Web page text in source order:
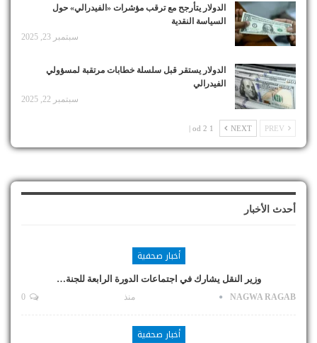
الدولار يتأرجح مع ترقب مؤشرات «الفيدرالي» حول
السياسة النقدية
سبتمبر 23, 2025
الدولار يستقر قبل سلسلة خطابات مرتقبة لمسؤولي
الفيدرالي
سبتمبر 22, 2025
NEXT
1 od 2 |
أحدث الأخبار
أخبار صحفية
وزير النقل يشارك في اجتماعات الدورة الرابعة للجنة…
NAGWA RAGAB منذ
أخبار صحفية